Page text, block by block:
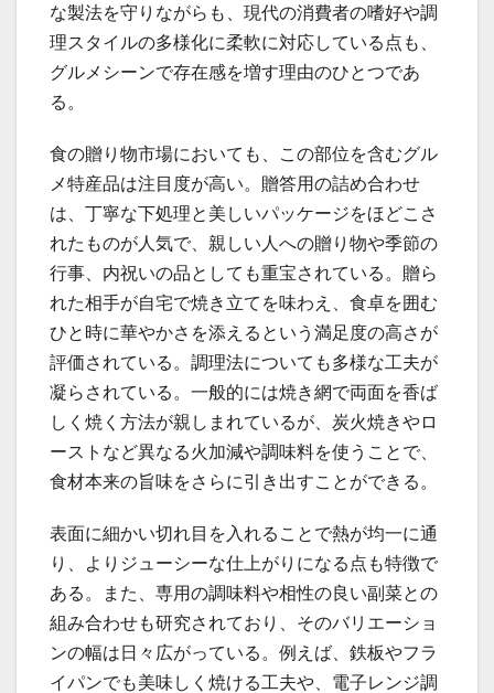
な製法を守りながらも、現代の消費者の嗜好や調
理スタイルの多様化に柔軟に対応している点も、
グルメシーンで存在感を増す理由のひとつであ
る。
食の贈り物市場においても、この部位を含むグル
メ特産品は注目度が高い。贈答用の詰め合わせ
は、丁寧な下処理と美しいパッケージをほどこさ
れたものが人気で、親しい人への贈り物や季節の
行事、内祝いの品としても重宝されている。贈ら
れた相手が自宅で焼き立てを味わえ、食卓を囲む
ひと時に華やかさを添えるという満足度の高さが
評価されている。調理法についても多様な工夫が
凝らされている。一般的には焼き網で両面を香ば
しく焼く方法が親しまれているが、炭火焼きやロ
ーストなど異なる火加減や調味料を使うことで、
食材本来の旨味をさらに引き出すことができる。
表面に細かい切れ目を入れることで熱が均一に通
り、よりジューシーな仕上がりになる点も特徴で
ある。また、専用の調味料や相性の良い副菜との
組み合わせも研究されており、そのバリエーショ
ンの幅は日々広がっている。例えば、鉄板やフラ
イパンでも美味しく焼ける工夫や、電子レンジ調